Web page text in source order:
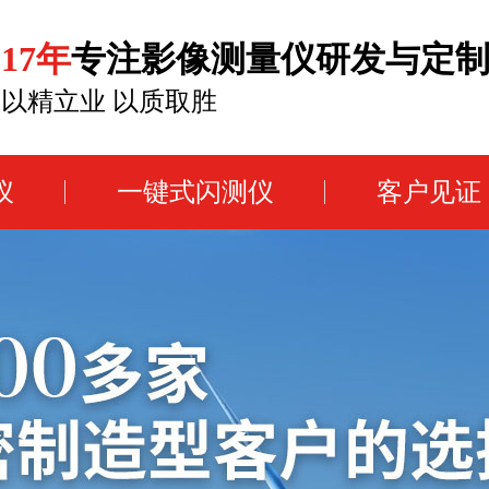
17年专注影像测量仪研发与定
以精立业 以质取胜
一键式闪测仪 客户见证